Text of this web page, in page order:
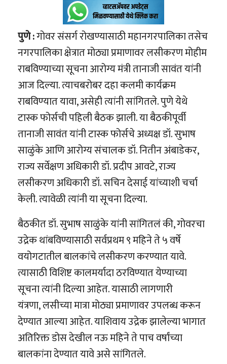
पुणे :गोवर संसर्ग रोखण्यासाठी महानगरपालिका तसेच
नगरपालिका क्षेत्रात मोठ्या प्रमाणावर लसीकरण मोहीम
राबविण्याच्या सूचना आरोग्य मंत्री तानाजी सावंत यांनी
आज दिल्या. त्याचबरोबर दहा कलमी कार्यक्रम
राबविण्‍यात यावा, असेही त्यांनी सांगितले. पुणे येथे
टास्क फोर्सची पहिली बैठक झाली. या बैठकीपूर्वी
तानाजी सावंत यांनी टास्क फोर्सचे अध्यक्ष डॉ. सुभाष
साळुंके आणि आरोग्य संचालक डॉ. नितीन अंबाडेकर,
राज्य सर्वेक्षण अधिकारी डॉ. प्रदीप आवटे, राज्य
लसीकरण अधिकारी डॉ. सचिन देसाई यांच्याशी चर्चा
केली. त्यावेळी त्यांनी या सूचना दिल्या.
बैठकीत डॉ. सुभाष साळुंके यांनी सांगितलं की, गोवरचा
उद्रेक थांबविण्यासाठी सर्वप्रथम ९ महिने ते ५ वर्षे
वयोगटातील बालकांचे लसीकरण करण्यात यावे.
त्यासाठी विशिष्ट कालमर्यादा ठरविण्यात येण्याच्या
सूचना त्यांनी दिल्या आहेत. यासाठी लागणारी
यंत्रणा, लसीच्या मात्रा मोठ्या प्रमाणावर उपलब्ध करून
देण्यात आल्या आहेत. याशिवाय उद्रेक झालेल्या भागात
अतिरिक्त डोस देखील नऊ महिने ते पाच वर्षांच्या
बालकांना देण्यात यावे असे सांगितले.